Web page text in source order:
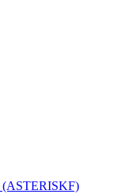
(ASTERISKF)